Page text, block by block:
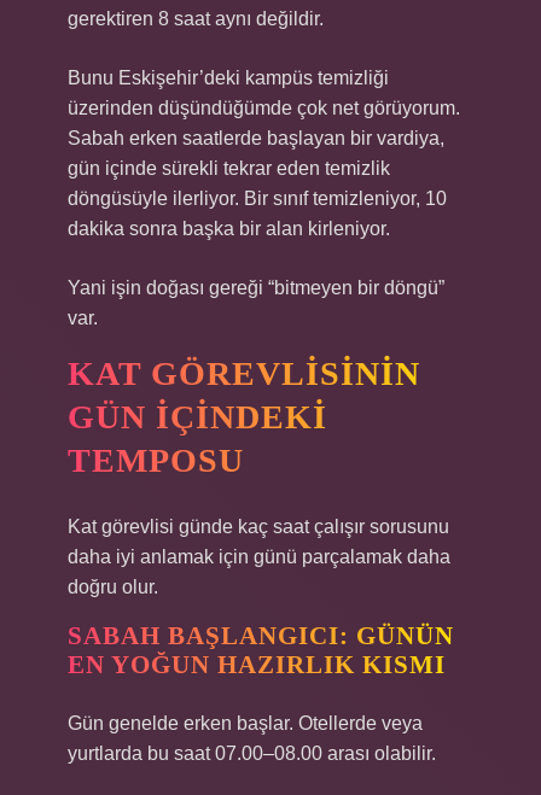
gerektiren 8 saat aynı değildir.
Bunu Eskişehir’deki kampüs temizliği
üzerinden düşündüğümde çok net görüyorum.
Sabah erken saatlerde başlayan bir vardiya,
gün içinde sürekli tekrar eden temizlik
döngüsüyle ilerliyor. Bir sınıf temizleniyor, 10
dakika sonra başka bir alan kirleniyor.
Yani işin doğası gereği “bitmeyen bir döngü”
var.
KAT GÖREVLISININ
GÜN IÇINDEKI
TEMPOSU
Kat görevlisi günde kaç saat çalışır sorusunu
daha iyi anlamak için günü parçalamak daha
doğru olur.
SABAH BAŞLANGICI: GÜNÜN
EN YOĞUN HAZIRLIK KISMI
Gün genelde erken başlar. Otellerde veya
yurtlarda bu saat 07.00–08.00 arası olabilir.